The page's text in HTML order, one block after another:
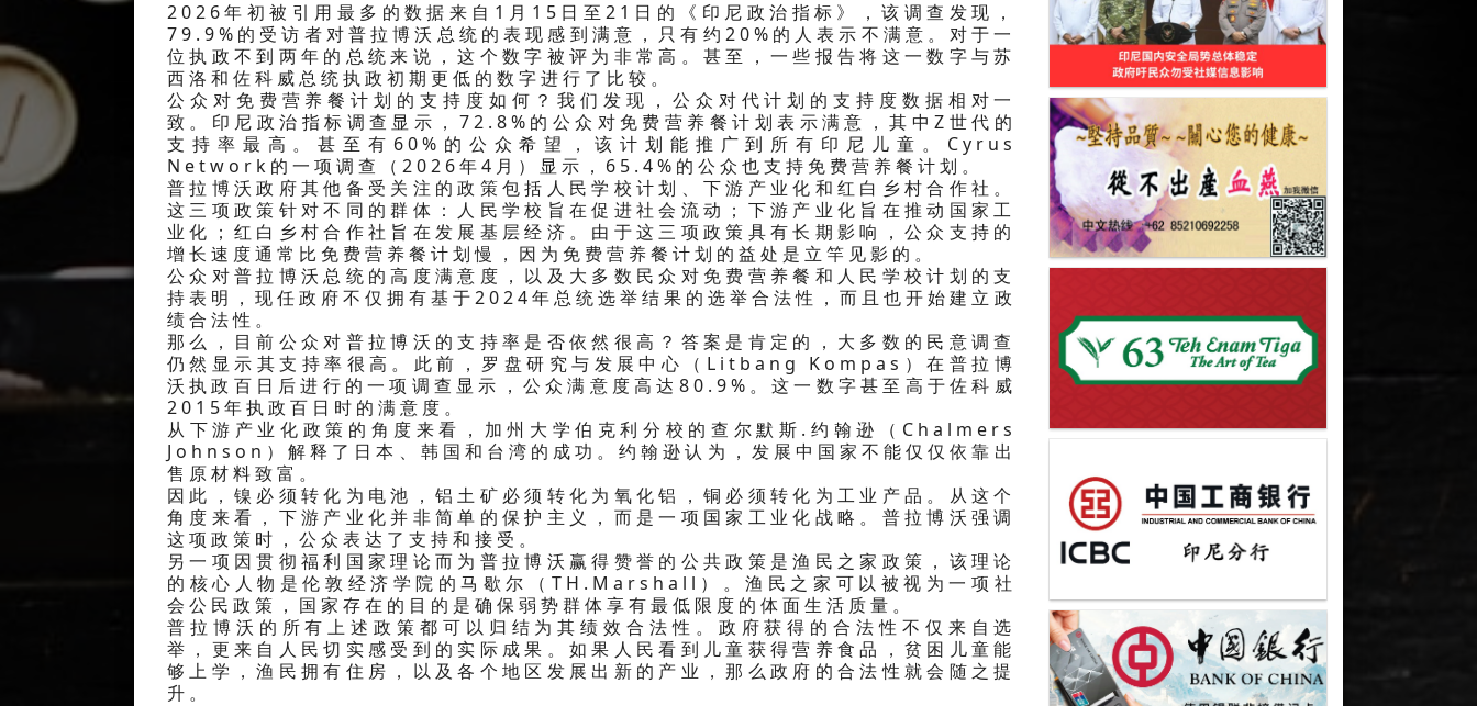
2026年初被引用最多的数据来自1月15日至21日的《印尼政治指标》，该调查发现，
79.9%的受访者对普拉博沃总统的表现感到满意，只有约20%的人表示不满意。对于一
位执政不到两年的总统来说，这个数字被评为非常高。甚至，一些报告将这一数字与苏
西洛和佐科威总统执政初期更低的数字进行了比较。
公众对免费营养餐计划的支持度如何？我们发现，公众对代计划的支持度数据相对一
致。印尼政治指标调查显示，72.8%的公众对免费营养餐计划表示满意，其中Z世代的
支持率最高。甚至有60%的公众希望，该计划能推广到所有印尼儿童。Cyrus
Network的一项调查（2026年4月）显示，65.4%的公众也支持免费营养餐计划。
普拉博沃政府其他备受关注的政策包括人民学校计划、下游产业化和红白乡村合作社。
这三项政策针对不同的群体：人民学校旨在促进社会流动；下游产业化旨在推动国家工
业化；红白乡村合作社旨在发展基层经济。由于这三项政策具有长期影响，公众支持的
增长速度通常比免费营养餐计划慢，因为免费营养餐计划的益处是立竿见影的。
公众对普拉博沃总统的高度满意度，以及大多数民众对免费营养餐和人民学校计划的支
持表明，现任政府不仅拥有基于2024年总统选举结果的选举合法性，而且也开始建立政
绩合法性。
那么，目前公众对普拉博沃的支持率是否依然很高？答案是肯定的，大多数的民意调查
仍然显示其支持率很高。此前，罗盘研究与发展中心（Litbang Kompas）在普拉博
沃执政百日后进行的一项调查显示，公众满意度高达80.9%。这一数字甚至高于佐科威
2015年执政百日时的满意度。
从下游产业化政策的角度来看，加州大学伯克利分校的查尔默斯.约翰逊（Chalmers
Johnson）解释了日本、韩国和台湾的成功。约翰逊认为，发展中国家不能仅仅依靠出
售原材料致富。
因此，镍必须转化为电池，铝土矿必须转化为氧化铝，铜必须转化为工业产品。从这个
角度来看，下游产业化并非简单的保护主义，而是一项国家工业化战略。普拉博沃强调
这项政策时，公众表达了支持和接受。
另一项因贯彻福利国家理论而为普拉博沃赢得赞誉的公共政策是渔民之家政策，该理论
的核心人物是伦敦经济学院的马歇尔（TH.Marshall）。渔民之家可以被视为一项社
会公民政策，国家存在的目的是确保弱势群体享有最低限度的体面生活质量。
普拉博沃的所有上述政策都可以归结为其绩效合法性。政府获得的合法性不仅来自选
举，更来自人民切实感受到的实际成果。如果人民看到儿童获得营养食品，贫困儿童能
够上学，渔民拥有住房，以及各个地区发展出新的产业，那么政府的合法性就会随之提
升。